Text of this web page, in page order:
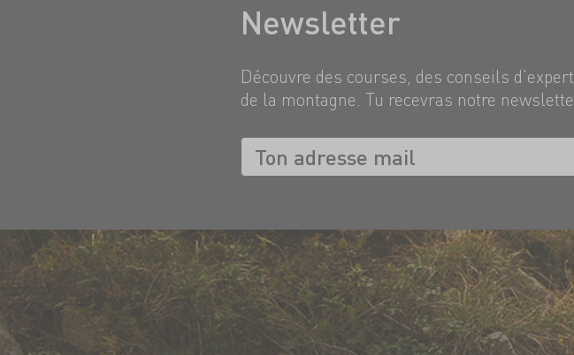
Newsletter
Découvre des courses, des conseils
de la montagne. Tu recevras notre